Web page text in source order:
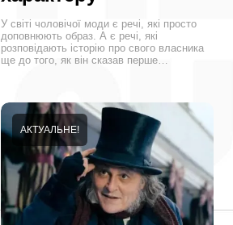
У світі чоловічої моди є речі, які просто
доповнюють образ. А є речі, які
розповідають історію про свого власника
ще до того, як він сказав перше…
АКТУАЛЬНЕ!